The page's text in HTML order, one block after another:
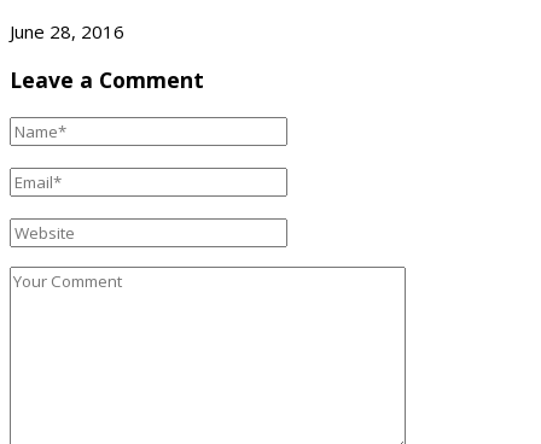
June 28, 2016
Leave a Comment